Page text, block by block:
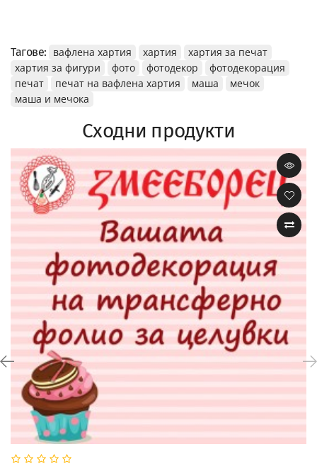
Тагове: вафлена хартия хартия
хартия за печат
хартия за фигури
фото фотодекор
фотодекорация
печат
печат на вафлена хартия маша
мечок
маша и мечока
Сходни продукти